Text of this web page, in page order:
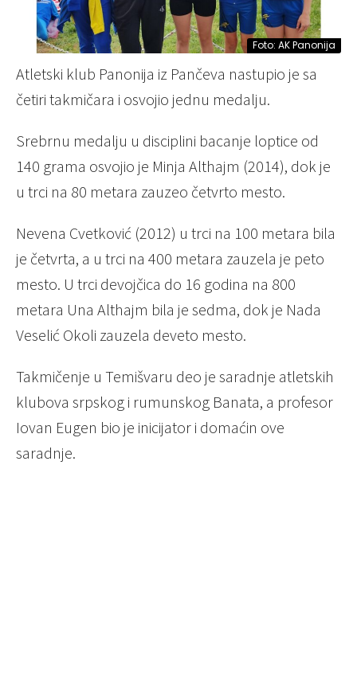
Foto: AK Panonija
Atletski klub Panonija iz Pančeva nastupio je sa
četiri takmičara i osvojio jednu medalju.
Srebrnu medalju u disciplini bacanje loptice od
140 grama osvojio je Minja Althajm (2014), dok je
u trci na 80 metara zauzeo četvrto mesto.
Nevena Cvetković (2012) u trci na 100 metara bila
je četvrta, a u trci na 400 metara zauzela je peto
mesto. U trci devojčica do 16 godina na 800
metara Una Althajm bila je sedma, dok je Nada
Veselić Okoli zauzela deveto mesto.
Takmičenje u Temišvaru deo je saradnje atletskih
klubova srpskog i rumunskog Banata, a profesor
Iovan Eugen bio je inicijator i domaćin ove
saradnje.